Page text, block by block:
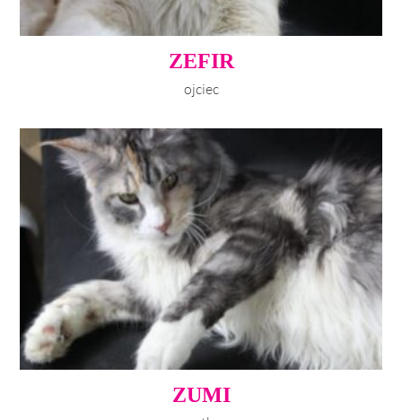
ZEFIR
ojciec
ZUMI